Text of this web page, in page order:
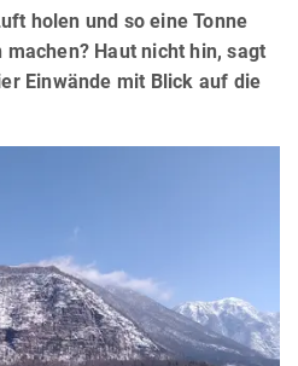
holen und so eine Tonne
Haut nicht hin, sagt
Einwände mit Blick auf die